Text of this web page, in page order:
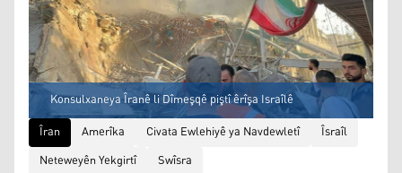
Konsulxaneya Îranê li Dîmeşqê piştî êrîşa Israîlê
Îran
Amerîka Civata Ewlehiyê ya Navdewletî
Îsraîl
Neteweyên Yekgirtî
Swîsra